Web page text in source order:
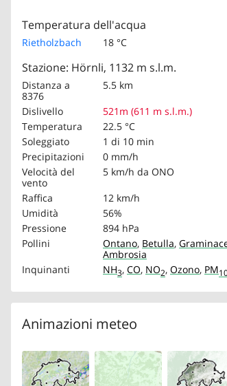
Temperatura dell'acqua
Rietholzbach 18 °C
Stazione: Hörnli, 1132 m s.l.m.
Distanza a
8376
5.5 km
Dislivello
521m (611 m s.l.m.)
Temperatura
22.5 °C
Soleggiato
1 di 10 min
Precipitazioni
0 mm/h
Velocità del
vento
5 km/h da ONO
Raffica
12 km/h
Umidità
56%
Pressione
894 hPa
Pollini
Ontano, Betulla,
Ambrosia
Inquinanti
NH3, CO, NO2, Ozono, PM
Animazioni meteo